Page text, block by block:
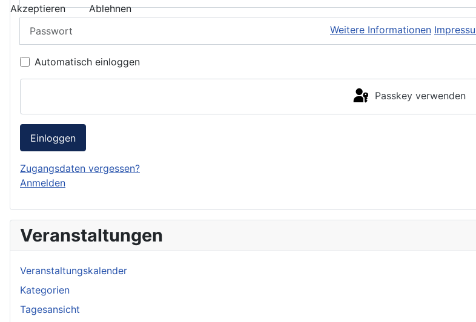
Automatisch einloggen
Passkey verwenden
Einloggen
Zugangsdaten vergessen?
Anmelden
Veranstaltungen
Veranstaltungskalender
Kategorien
Tagesansicht
Akzeptieren
Ablehnen
Weitere Informationen